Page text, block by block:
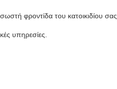
φροντίδα του κατοικιδίου σας.
υπηρεσίες.